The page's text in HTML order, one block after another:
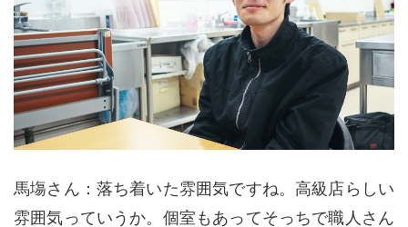
馬塲さん：落ち着いた雰囲気ですね。高級店らしい
雰囲気っていうか。個室もあってそっちで職人さん